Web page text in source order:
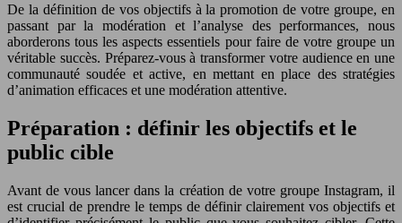
De la définition de vos objectifs à la promotion de votre groupe, en
passant par la modération et l’analyse des performances, nous
aborderons tous les aspects essentiels pour faire de votre groupe un
véritable succès. Préparez-vous à transformer votre audience en une
communauté soudée et active, en mettant en place des stratégies
d’animation efficaces et une modération attentive.
Préparation : définir les objectifs et le
public cible
Avant de vous lancer dans la création de votre groupe Instagram, il
est crucial de prendre le temps de définir clairement vos objectifs et